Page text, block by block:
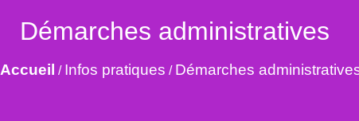
Démarches administratives
Accueil / Infos pratiques / Démarches